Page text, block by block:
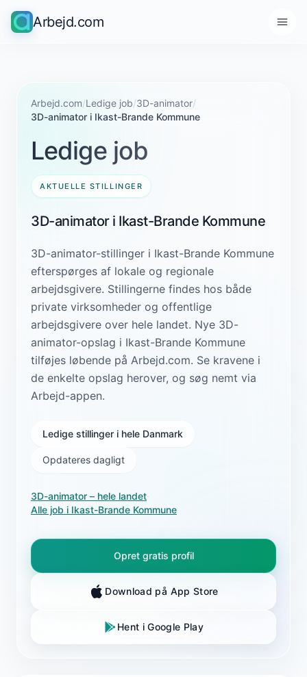
Arbejd.com
Arbejd.com/Ledige job/3D-animator/
3D-animator i Ikast-Brande Kommune
Ledige job
AKTUELLE STILLINGER
3D-animator i Ikast-Brande Kommune
3D-animator-stillinger i Ikast-Brande Kommune
efterspørges af lokale og regionale
arbejdsgivere. Stillingerne findes hos både
private virksomheder og offentlige
arbejdsgivere over hele landet. Nye 3D-
animator-opslag i Ikast-Brande Kommune
tilføjes løbende på Arbejd.com. Se kravene i
de enkelte opslag herover, og søg nemt via
Arbejd-appen.
Ledige stillinger i hele Danmark
Opdateres dagligt
3D-animator – hele landet·
Alle job i Ikast-Brande Kommune
Opret gratis profil
Download på App Store
Hent i Google Play